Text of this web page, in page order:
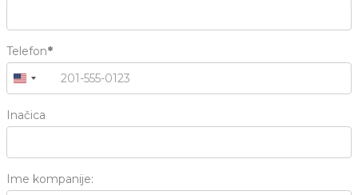
Telefon*
Inačica
Ime kompanije: